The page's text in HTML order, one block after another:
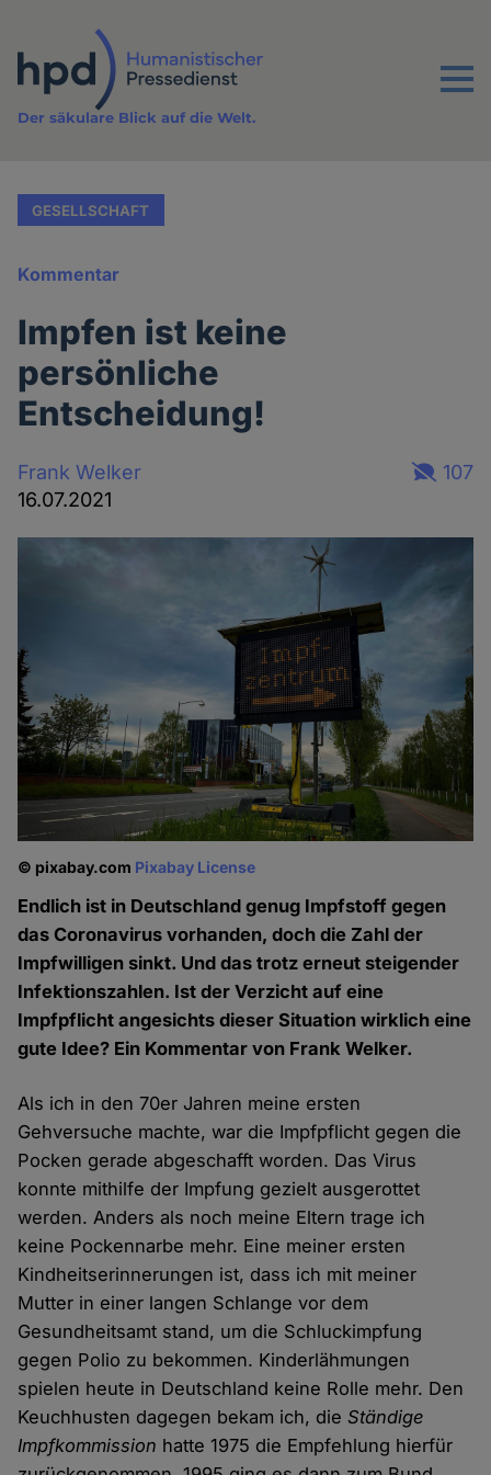
Inhalt
Menu
Der säkulare Blick auf die Welt.
GESELLSCHAFT
Kommentar
Impfen ist keine
persönliche
Entscheidung!
Frank Welker
16.07.2021
107
© pixabay.com Pixabay License
Endlich ist in Deutschland genug Impfstoff gegen
das Coronavirus vorhanden, doch die Zahl der
Impfwilligen sinkt. Und das trotz erneut steigender
Infektionszahlen. Ist der Verzicht auf eine
Impfpflicht angesichts dieser Situation wirklich eine
gute Idee? Ein Kommentar von Frank Welker.
Als ich in den 70er Jahren meine ersten
Gehversuche machte, war die Impfpflicht gegen die
Pocken gerade abgeschafft worden. Das Virus
konnte mithilfe der Impfung gezielt ausgerottet
werden. Anders als noch meine Eltern trage ich
keine Pockennarbe mehr. Eine meiner ersten
Kindheitserinnerungen ist, dass ich mit meiner
Mutter in einer langen Schlange vor dem
Gesundheitsamt stand, um die Schluckimpfung
gegen Polio zu bekommen. Kinderlähmungen
spielen heute in Deutschland keine Rolle mehr. Den
Keuchhusten dagegen bekam ich, dieStändige
Impfkommission hatte 1975 die Empfehlung hierfür